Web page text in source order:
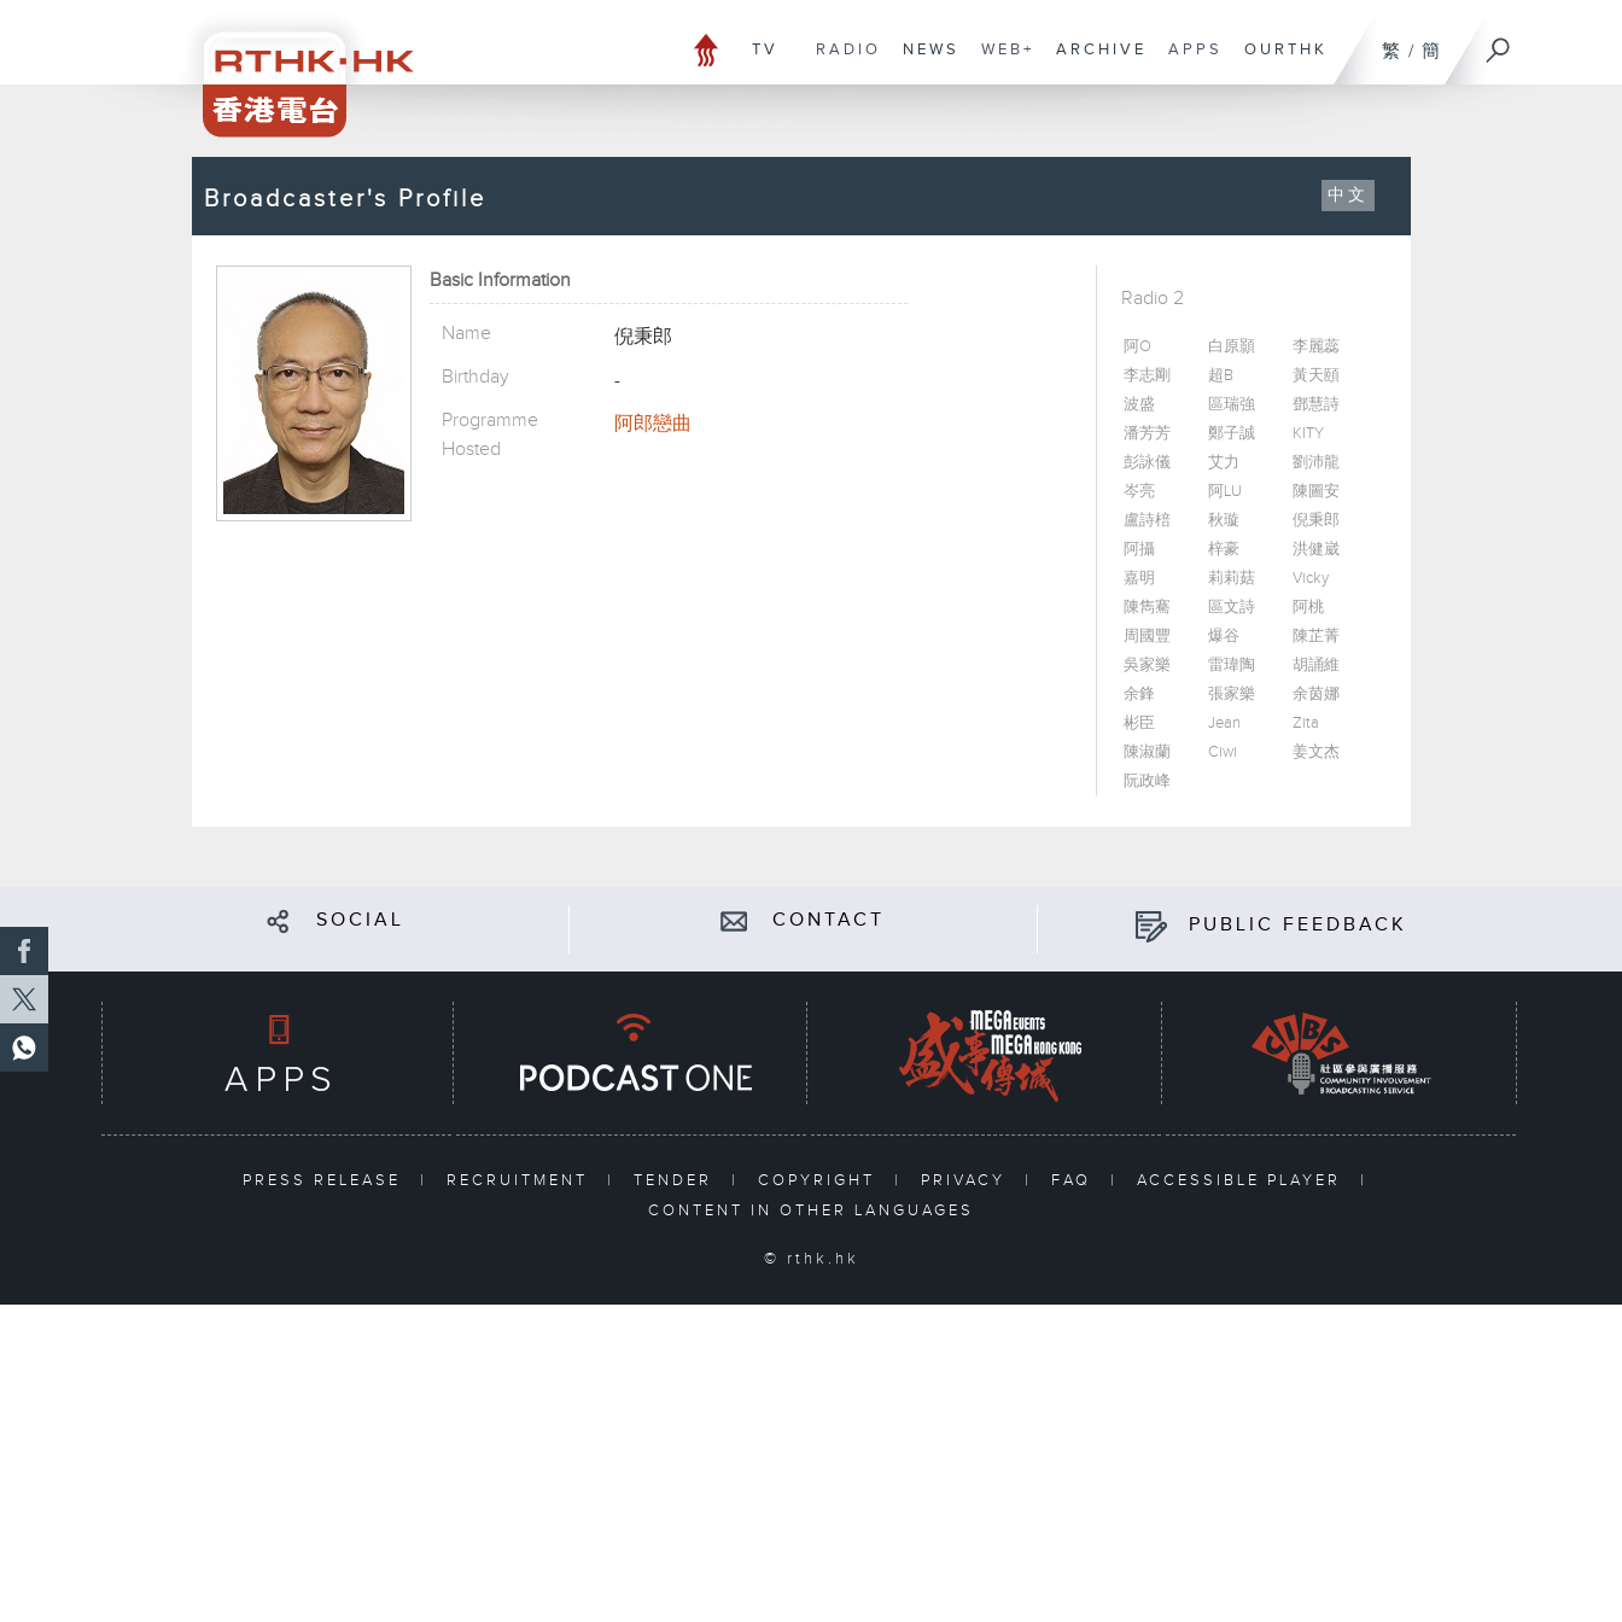
繁 / 簡
TV RADIO NEWS WEB+ ARCHIVE APPS OURTHK
Broadcaster's Profile 中文
Basic Information
Name
倪秉郎
Birthday
-
Programme
Hosted
阿郎戀曲
Radio 2
阿O 白原顥
李麗蕊
李志剛
超B
黃天頤
波盛
區瑞強
鄧慧詩
潘芳芳
鄭子誠
KITY
彭詠儀
艾力
劉沛龍
岑亮
阿LU
陳圖安
盧詩棓
秋璇
倪秉郎
阿攝
梓豪
洪健崴
嘉明
莉莉菇
Vicky
陳雋騫
區文詩
阿桃
周國豐
爆谷
陳芷菁
吳家樂
雷瑋陶
胡誦維
余鋒
張家樂
余茵娜
彬臣
Jean
Zita
陳淑蘭
Ciwi
姜文杰
阮政峰
SOCIAL CONTACT PUBLIC FEEDBACK
PRESS RELEASE | RECRUITMENT | TENDER | COPYRIGHT | PRIVACY | FAQ | ACCESSIBLE PLAYER
|
CONTENT IN OTHER LANGUAGES
© rthk.hk